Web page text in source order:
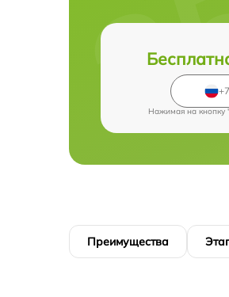
Нажимая на кнопку
Преимущества